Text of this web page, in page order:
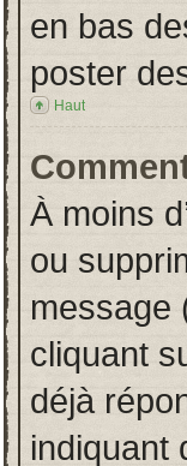
en bas
poster
Haut
À moins
ou
message
cliquant
déjà
indiquant